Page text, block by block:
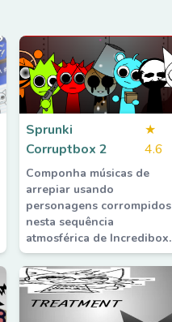
Sprunki
Corruptbox 2
★
4.6
Componha músicas de
arrepiar usando
personagens corrompidos
nesta sequência
atmosférica de Incredibox.